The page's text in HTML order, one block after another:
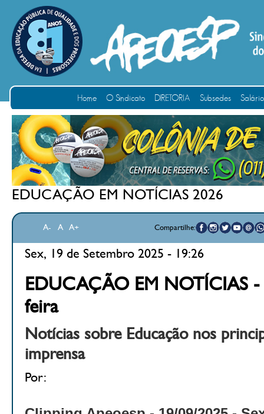
Home O Sindicato DIRETORIA Subsedes
EDUCAÇÃO EM NOTÍCIAS 2026
A- A A+ Compartilhe:
Sex, 19 de Setembro 2025 - 19:26
EDUCAÇÃO EM NOTÍCIAS -
feira
Notícias sobre Educação nos
imprensa
Por: